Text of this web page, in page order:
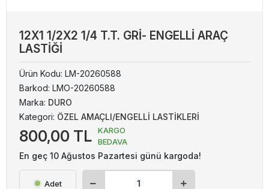
12X1 1/2X2 1/4 T.T. GRİ- ENGELLİ ARAÇ
LASTİĞİ
Ürün Kodu: LM-20260588
Barkod: LMO-20260588
Marka: DURO
Kategori: ÖZEL AMAÇLI/ENGELLİ LASTİKLERİ
800,00 TL
KARGO
BEDAVA
En geç 10 Ağustos Pazartesi günü kargoda!
Adet